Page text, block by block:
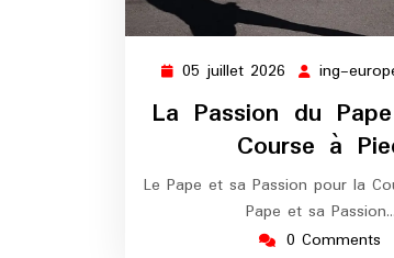
05 juillet 2026 05
juillet
2026
ing-
La Passion du
Course à
Le Pape et sa Passion pour la
Pape et sa Passion…
0 Comments